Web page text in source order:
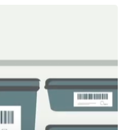
Forsyning som er en
og forenkler
til bestilling og
og tjenester samt
i små og store
organisasjoner.